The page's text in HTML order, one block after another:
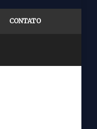
CONTATO